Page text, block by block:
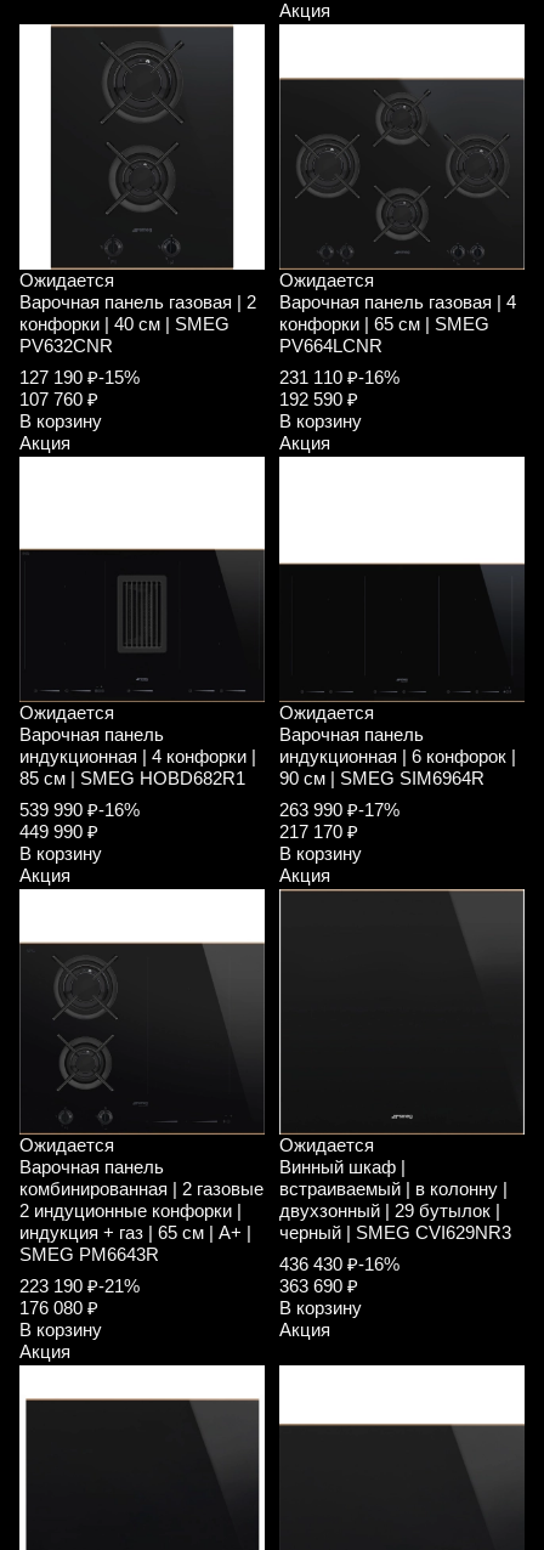
Акция
Ожидается
Варочная панель газовая | 2
конфорки | 40 см | SMEG
PV632CNR
127 190 ₽-15%
107 760 ₽
В корзину
Акция
Ожидается
Варочная панель газовая | 4
конфорки | 65 см | SMEG
PV664LCNR
231 110 ₽-16%
192 590 ₽
В корзину
Акция
Ожидается
Варочная панель
индукционная | 4 конфорки |
85 см | SMEG HOBD682R1
539 990 ₽-16%
449 990 ₽
В корзину
Акция
Ожидается
Варочная панель
индукционная | 6 конфорок |
90 см | SMEG SIM6964R
263 990 ₽-17%
217 170 ₽
В корзину
Акция
Ожидается
Варочная панель
комбинированная | 2 газовые
2 индуционные конфорки |
индукция + газ | 65 см | A+ |
SMEG PM6643R
223 190 ₽-21%
176 080 ₽
В корзину
Акция
Ожидается
Винный шкаф |
встраиваемый | в колонну |
двухзонный | 29 бутылок |
черный | SMEG CVI629NR3
436 430 ₽-16%
363 690 ₽
В корзину
Акция